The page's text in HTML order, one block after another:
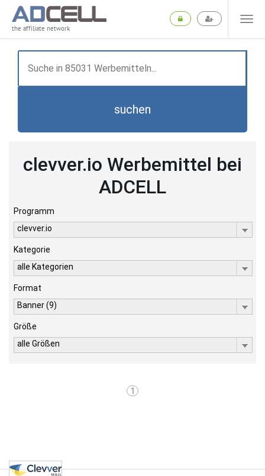
the affiliate network
suchen
clevver.io Werbemittel bei
ADCELL
Programm
clevver.io
Kategorie
alle Kategorien
Format
Banner (9)
Größe
alle Größen
1